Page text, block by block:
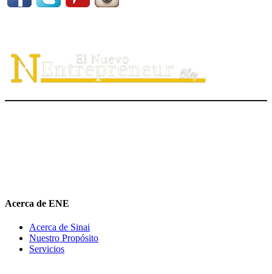
Acerca de ENE
Acerca de Sinai
Nuestro Propósito
Servicios